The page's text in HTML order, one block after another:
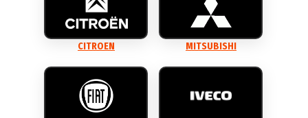
MITSUBISHI
CITROEN